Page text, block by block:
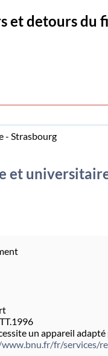
et detours du
- Strasbourg
et
un appareil
fr/services/